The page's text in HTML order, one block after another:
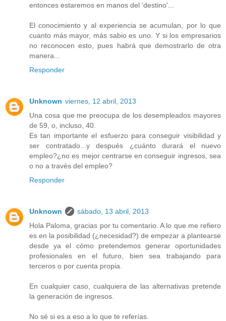
entonces estaremos en manos del 'destino'...
El conocimiento y al experiencia se acumulan, por lo que
cuanto más mayor, más sabio es uno. Y si los empresarios
no reconocen esto, pues habrá que demostrarlo de otra
manera...
Responder
Unknown viernes, 12 abril, 2013
Una cosa que me preocupa de los desempleados mayores
de 59, o, incluso, 40.
Es tan importante el esfuerzo para conseguir visibilidad y
ser contratado...y después ¿cuánto durará el nuevo
empleo?¿no es mejor centrarse en conseguir ingresos, sea
o no a través del empleo?
Responder
Unknown
sábado, 13 abril, 2013
Hola Paloma, gracias por tu comentario. A lo que me refiero
es en la posibilidad (¿necesidad?) de empezar a plantearse
desde ya el cómo pretendemos generar oportunidades
profesionales en el futuro, bien sea trabajando para
terceros o por cuenta propia.
En cualquier caso, cualquiera de las alternativas pretende
la generación de ingresos.
No sé si es a eso a lo que te referías.